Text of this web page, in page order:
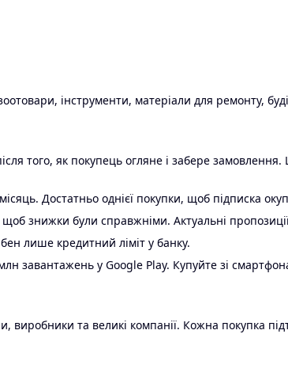
інструменти, матеріали для ремонту,
того, як покупець огляне і забере
Достатньо однієї покупки, щоб підписка
знижки були справжніми. Актуальні
лише кредитний ліміт у банку.
завантажень у Google Play. Купуйте зі
виробники та великі компанії. Кожна покупка